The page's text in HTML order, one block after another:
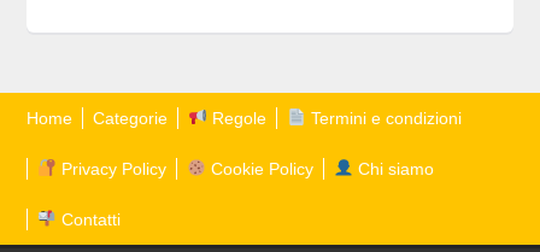
Home Categorie Regole Termini e condizioni
Privacy Policy Cookie Policy Chi siamo
Contatti